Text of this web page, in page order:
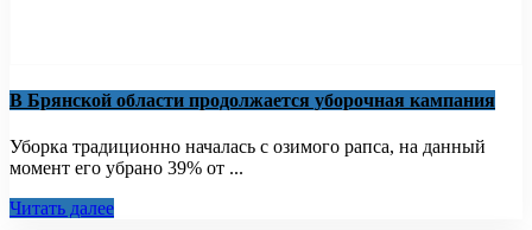
В Брянской области продолжается уборочная кампания
Уборка традиционно началась с озимого рапса, на данный
момент его убрано 39% от ...
Читать далее